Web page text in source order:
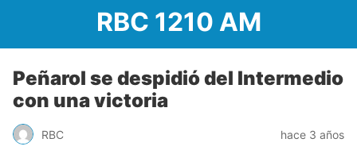
RBC 1210 AM
Peñarol se despidió del Intermedio
con una victoria
RBC hace 3 años